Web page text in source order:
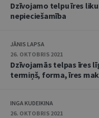
Dzīvojamo telpu īres
nepieciešamība
JĀNIS LAPSA
26. OKTOBRIS 2021
Dzīvojamās telpas īres
termiņš, forma, īres
INGA KUDEIKINA
26. OKTOBRIS 2021